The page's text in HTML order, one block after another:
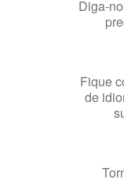
Diga-
Fique
de